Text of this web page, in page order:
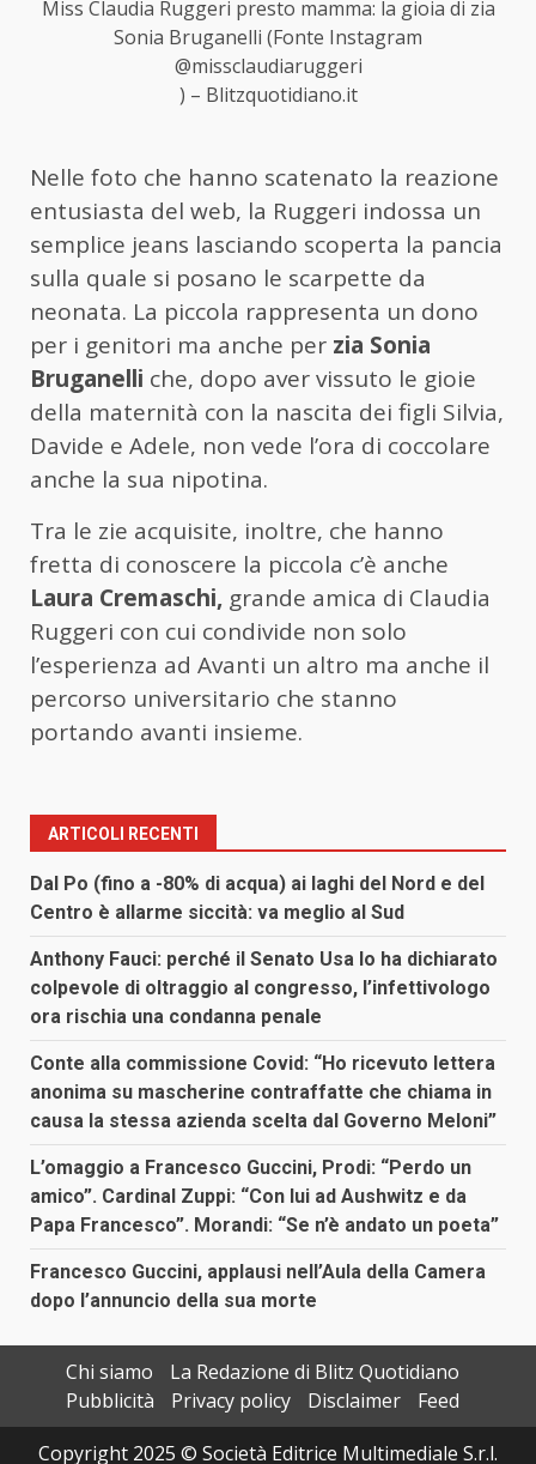
Miss Claudia Ruggeri presto mamma: la gioia di zia
Sonia Bruganelli (Fonte Instagram
@missclaudiaruggeri
) – Blitzquotidiano.it
Nelle foto che hanno scatenato la reazione
entusiasta del web, la Ruggeri indossa un
semplice jeans lasciando scoperta la pancia
sulla quale si posano le scarpette da
neonata. La piccola rappresenta un dono
per i genitori ma anche per zia Sonia
Bruganelli che, dopo aver vissuto le gioie
della maternità con la nascita dei figli Silvia,
Davide e Adele, non vede l’ora di coccolare
anche la sua nipotina.
Tra le zie acquisite, inoltre, che hanno
fretta di conoscere la piccola c’è anche
Laura Cremaschi, grande amica di Claudia
Ruggeri con cui condivide non solo
l’esperienza ad Avanti un altro ma anche il
percorso universitario che stanno
portando avanti insieme.
ARTICOLI RECENTI
Dal Po (fino a -80% di acqua) ai laghi del Nord e del
Centro è allarme siccità: va meglio al Sud
Anthony Fauci: perché il Senato Usa lo ha dichiarato
colpevole di oltraggio al congresso, l’infettivologo
ora rischia una condanna penale
Conte alla commissione Covid: “Ho ricevuto lettera
anonima su mascherine contraffatte che chiama in
causa la stessa azienda scelta dal Governo Meloni”
L’omaggio a Francesco Guccini, Prodi: “Perdo un
amico”. Cardinal Zuppi: “Con lui ad Aushwitz e da
Papa Francesco”. Morandi: “Se n’è andato un poeta”
Francesco Guccini, applausi nell’Aula della Camera
dopo l’annuncio della sua morte
Chi siamo
La Redazione di Blitz Quotidiano
Pubblicità
Privacy policy Disclaimer
Feed
Copyright 2025 © Società Editrice Multimediale S.r.l.